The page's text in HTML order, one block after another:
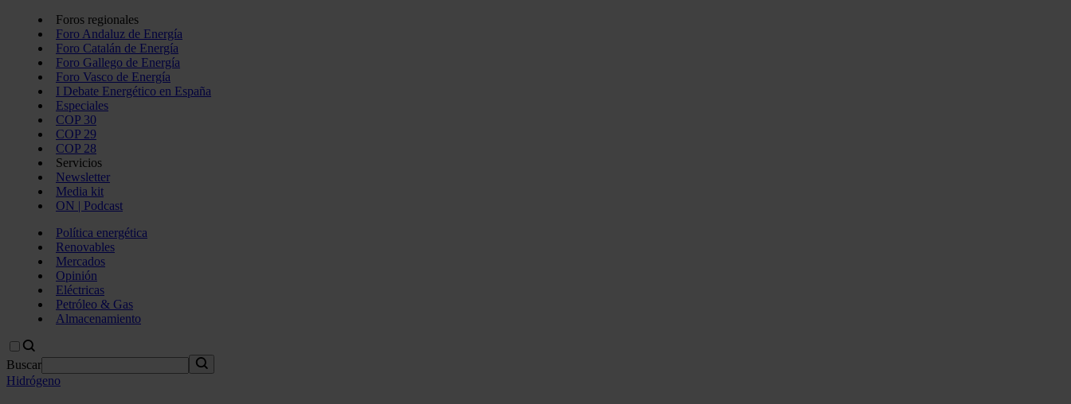
Foros regionales
Foro Andaluz de Energía
Foro Catalán de Energía
Foro Gallego de Energía
Foro Vasco de Energía
I Debate Energético en España
Especiales
COP 30
COP 29
COP 28
Servicios
Newsletter
Media kit
ON | Podcast
Política energética
Renovables
Mercados
Opinión
Eléctricas
Petróleo & Gas
Almacenamiento
Buscar
Hidrógeno